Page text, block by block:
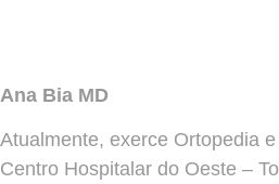
Ana Bia MD
Atualmente, exerce Ortopedia
Centro Hospitalar do Oeste –